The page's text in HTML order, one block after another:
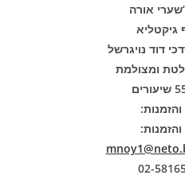
אורה
גיקטליא
דוד נויגרשל
ומצולמת